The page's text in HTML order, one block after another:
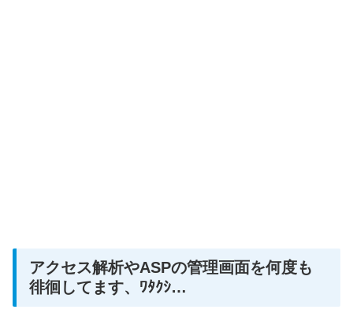
アクセス解析やASPの管理画面を何度も
徘徊してます、ﾜﾀｸｼ…